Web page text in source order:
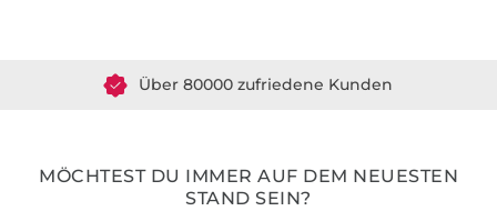
MÖCHTEST DU IMMER AUF DEM NEUESTEN
STAND SEIN?